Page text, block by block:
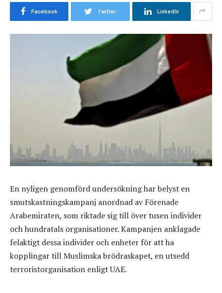
Facebook Twitter LinkedIn
En nyligen genomförd undersökning har belyst en
smutskastningskampanj anordnad av Förenade
Arabemiraten, som riktade sig till över tusen individer
och hundratals organisationer. Kampanjen anklagade
felaktigt dessa individer och enheter för att ha
kopplingar till Muslimska brödraskapet, en utsedd
terroristorganisation enligt UAE.